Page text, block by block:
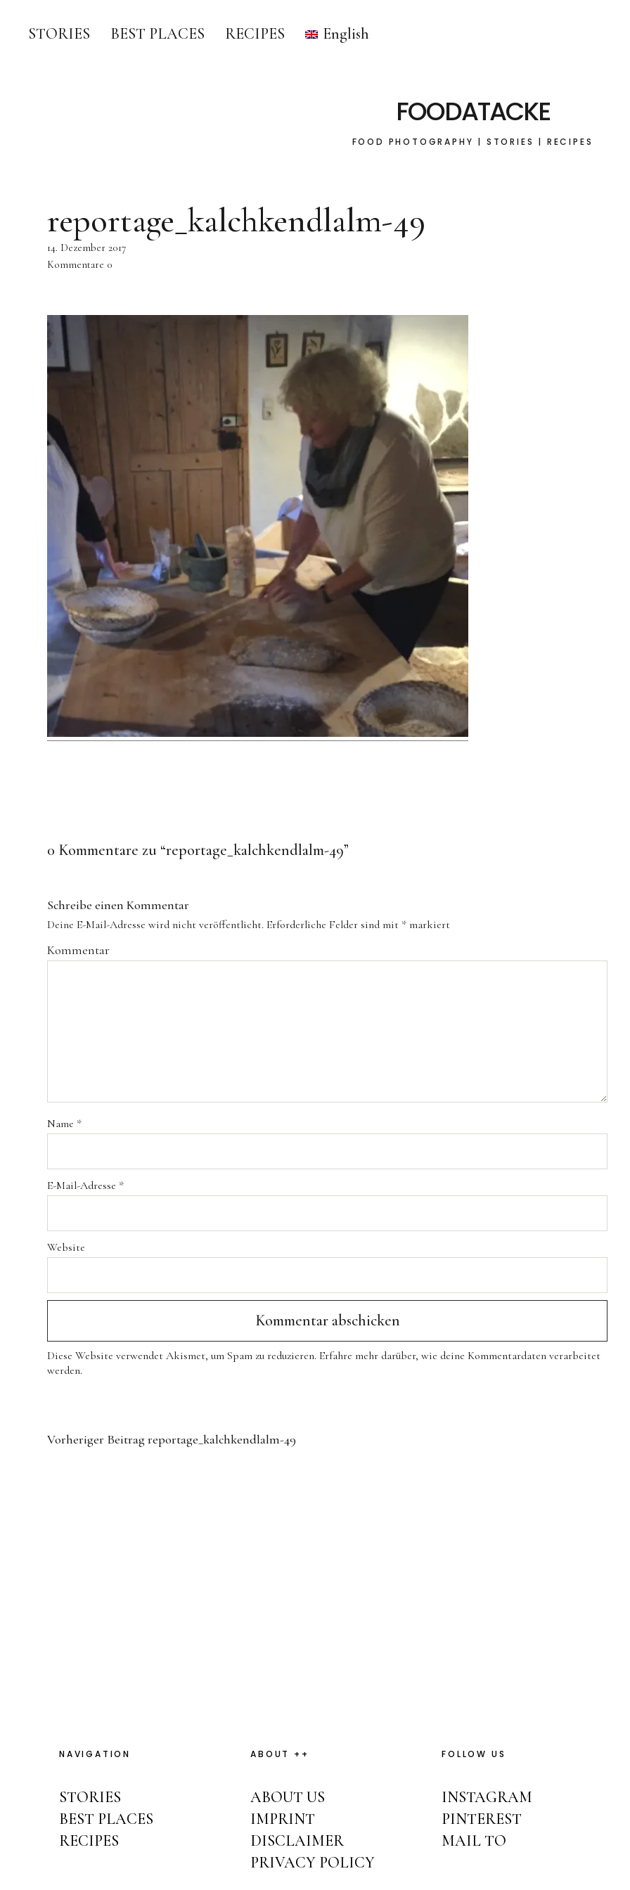
STORIES BEST PLACES RECIPES English
FOODATACKE
FOOD PHOTOGRAPHY | STORIES | RECIPES
reportage_kalchkendlalm-49
14. Dezember 2017
Kommentare 0
0 Kommentare zu “reportage_kalchkendlalm-49”
Schreibe einen Kommentar
Deine E-Mail-Adresse wird nicht veröffentlicht. Erforderliche Felder sind mit * markiert
Kommentar
Name *
E-Mail-Adresse *
Website
Diese Website verwendet Akismet, um Spam zu reduzieren. Erfahre mehr darüber, wie deine Kommentardaten verarbeitet
werden.
Vorheriger Beitragreportage_kalchkendlalm-49
NAVIGATION
STORIES
BEST PLACES
RECIPES
ABOUT ++
ABOUT US
IMPRINT
DISCLAIMER
PRIVACY POLICY
FOLLOW US
INSTAGRAM
PINTEREST
MAIL TO